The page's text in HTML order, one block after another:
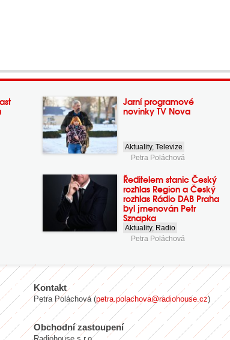
Jarní programové
novinky TV Nova
Aktuality,Televize
Petra Poláchová
Ředitelem stanic Český
rozhlas Region a Český
rozhlas Rádio DAB Praha
byl jmenován Petr
Sznapka
Aktuality, Radio
Petra Poláchová
Kontakt
Petra Poláchová (petra.polachova@radiohouse.cz)
Obchodní zastoupení